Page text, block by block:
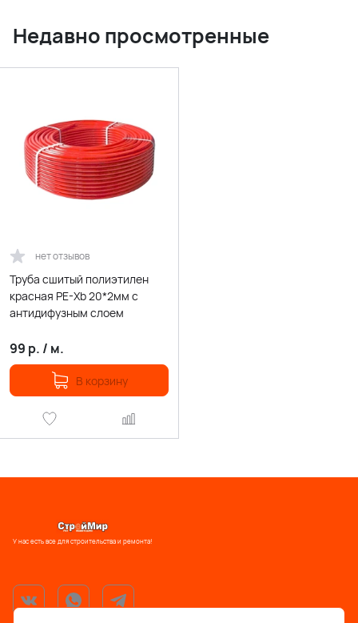
Недавно просмотренные
нет отзывов
Труба сшитый полиэтилен
красная PE-Xb 20*2мм с
антидифузным слоем
99 р. / м.
В корзину
У нас есть все для строительства и ремонта!